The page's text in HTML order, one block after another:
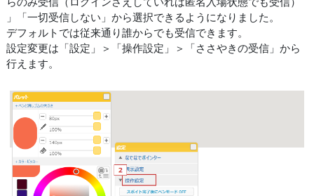
」「一切受信しない」から選択できるようになりました。
デフォルトでは従来通り誰からでも受信できます。
設定変更は「設定」＞「操作設定」＞「ささやきの受信」から
行えます。